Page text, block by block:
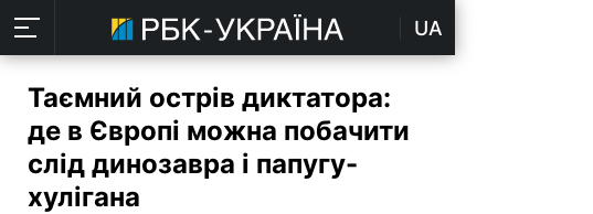
UA
Таємний острів диктатора:
де в Європі можна побачити
слід динозавра і папугу-
хулігана